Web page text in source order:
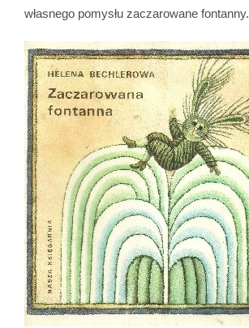
własnego pomysłu zaczarowane fontanny.